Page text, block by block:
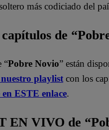
más codiciado del
de
“Pobre Novio” están
playlist con los
ESTE enlace.
EN VIVO de